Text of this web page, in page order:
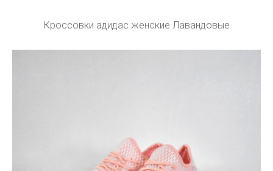
Кроссовки адидас женские Лавандовые